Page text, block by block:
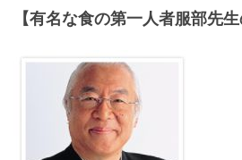
【有名な食の第一人者服部先生